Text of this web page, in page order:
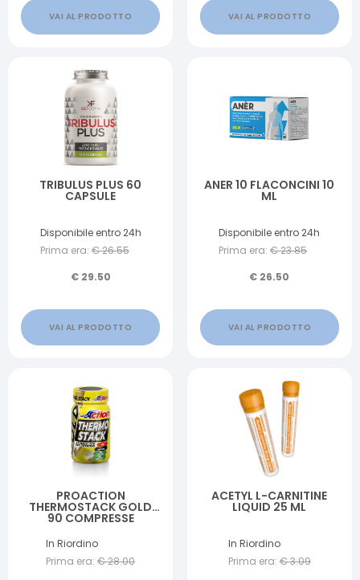
VAI AL PRODOTTO VAI AL PRODOTTO
TRIBULUS PLUS 60
CAPSULE
Disponibile entro 24h
Prima era: €26.55
€ 29.50
VAI AL PRODOTTO
ANER 10 FLACONCINI 10
ML
Disponibile entro 24h
Prima era: €23.85
€ 26.50
VAI AL PRODOTTO
PROACTION
THERMOSTACK GOLD
90 COMPRESSE
In Riordino
Prima era: €28.00
ACETYL L-CARNITINE
LIQUID 25 ML
In Riordino
Prima era: €3.09